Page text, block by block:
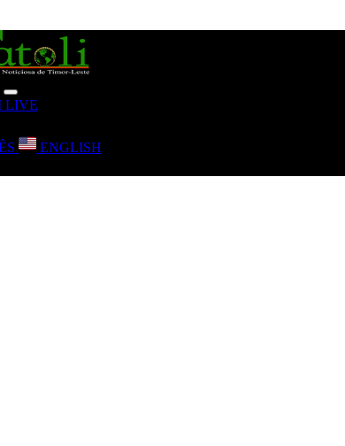
LIVE
ENGLISH